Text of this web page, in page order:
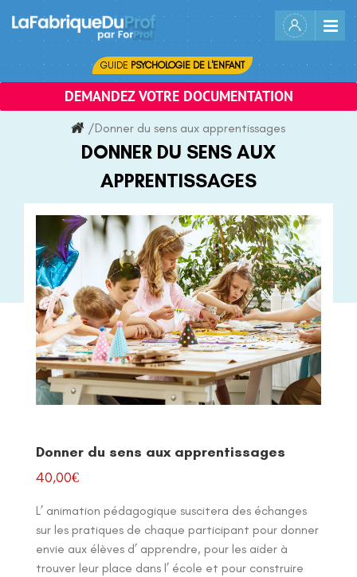
content
GUIDE PSYCHOLOGIE DE L'ENFANT
DEMANDEZ VOTRE DOCUMENTATION
/Donner du sens aux apprentissages
DONNER DU SENS AUX
APPRENTISSAGES
Donner du sens aux apprentissages
40,00€
L’ animation pédagogique suscitera des échanges
sur les pratiques de chaque participant pour donner
envie aux élèves d’ apprendre, pour les aider à
trouver leur place dans l’ école et pour construire